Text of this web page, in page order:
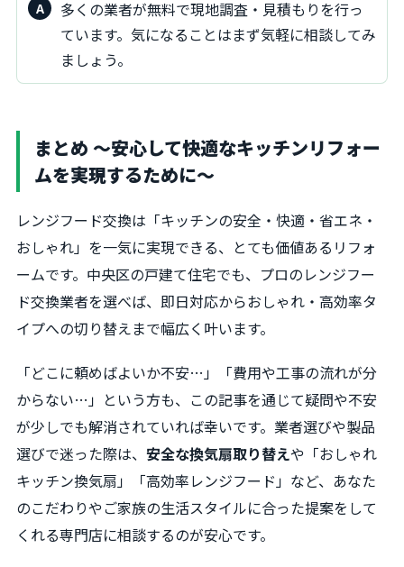
多くの業者が無料で現地調査・見積もりを行っ
ています。気になることはまず気軽に相談してみ
ましょう。
まとめ 〜安心して快適なキッチンリフォー
ムを実現するために〜
レンジフード交換は「キッチンの安全・快適・省エネ・
おしゃれ」を一気に実現できる、とても価値あるリフォ
ームです。中央区の戸建て住宅でも、プロのレンジフー
ド交換業者を選べば、即日対応からおしゃれ・高効率タ
イプへの切り替えまで幅広く叶います。
「どこに頼めばよいか不安…」「費用や工事の流れが分
からない…」という方も、この記事を通じて疑問や不安
が少しでも解消されていれば幸いです。業者選びや製品
選びで迷った際は、 安全な換気扇取り替えや「おしゃれ
キッチン換気扇」「高効率レンジフード」など、あなた
のこだわりやご家族の生活スタイルに合った提案をして
くれる専門店に相談するのが安心です。